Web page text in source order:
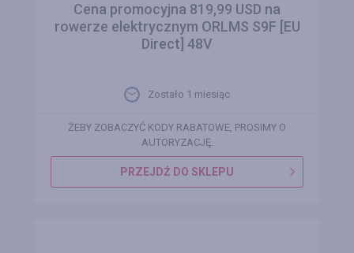
Cena promocyjna 819,99 USD na
rowerze elektrycznym ORLMS S9F [EU
Direct] 48V
Zostało 1 miesiąc
ŻEBY ZOBACZYĆ KODY RABATOWE, PROSIMY O
AUTORYZACJĘ.
PRZEJDŹ DO SKLEPU